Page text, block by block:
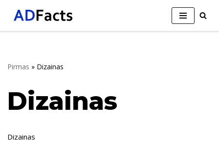
Pirmas » Dizainas
Dizainas
Dizainas